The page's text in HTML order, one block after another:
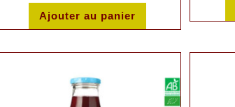
Ajouter au panier